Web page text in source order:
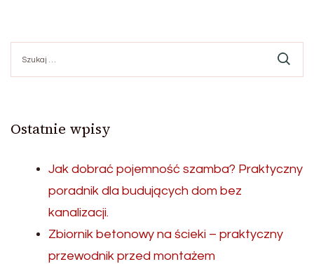
Ostatnie wpisy
Jak dobrać pojemność szamba? Praktyczny
poradnik dla budujących dom bez
kanalizacji.
Zbiornik betonowy na ścieki – praktyczny
przewodnik przed montażem